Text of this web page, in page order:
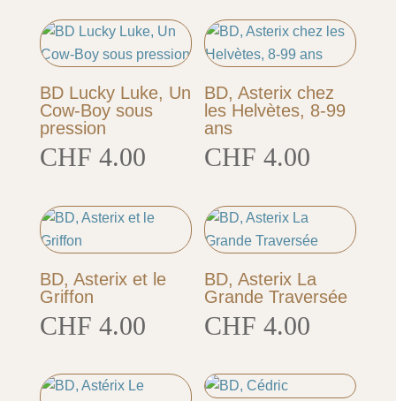
BD Lucky Luke, Un
Cow-Boy sous
pression
CHF 4.00
BD, Asterix chez
les Helvètes, 8-99
ans
CHF 4.00
BD, Asterix et le
Griffon
CHF 4.00
BD, Asterix La
Grande Traversée
CHF 4.00